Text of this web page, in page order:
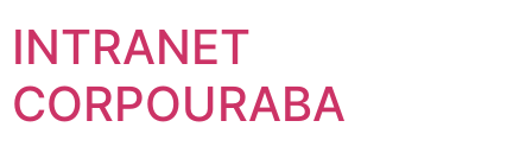
INTRANET
CORPOURABA